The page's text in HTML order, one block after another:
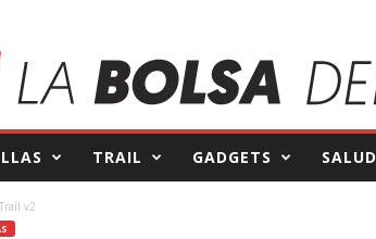
TRAIL GADGETS SALUD
v2